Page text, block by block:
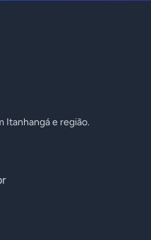
Itanhangá e região.